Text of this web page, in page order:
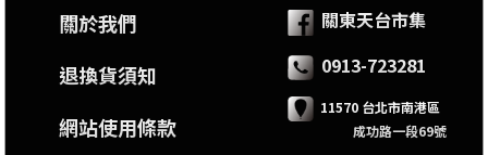
關於我們
退換貨須知
網站使用條款
關東天台市集
0913-723281
11570 台北市南港區
成功路一段69號